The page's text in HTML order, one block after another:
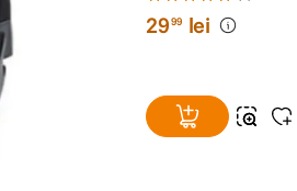
2999 lei